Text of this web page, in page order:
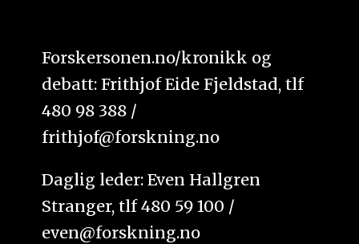
Forskersonen.no/kronikk og
debatt: Frithjof Eide Fjeldstad, tlf
480 98 388 /
frithjof@forskning.no
Daglig leder: Even Hallgren
Stranger, tlf 480 59 100 /
even@forskning.no